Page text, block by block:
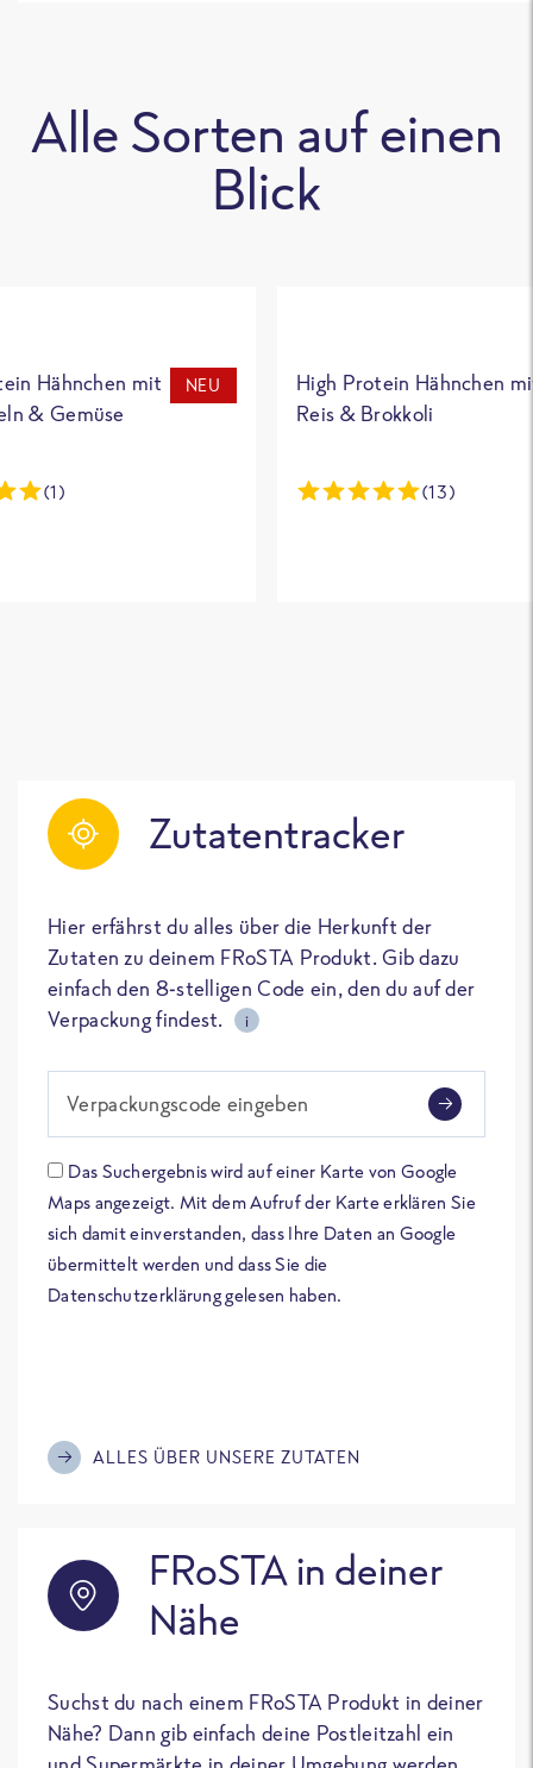
Alle Sorten auf einen
Blick
Hähnchen mit
& Gemüse
NEU
(1)
High Protein Hähnchen
Reis & Brokkoli
(13)
Zutatentracker
Hier erfährst du alles über die Herkunft der
Zutaten zu deinem FRoSTA Produkt. Gib dazu
einfach den 8-stelligen Code ein, den du auf der
Verpackung findest.
i
Verpackungscode eingeben
Das Suchergebnis wird auf einer Karte von Google
Maps angezeigt. Mit dem Aufruf der Karte erklären Sie
sich damit einverstanden, dass Ihre Daten an Google
übermittelt werden und dass Sie die
Datenschutzerklärung gelesen haben.
ALLES ÜBER UNSERE ZUTATEN
FRoSTA in deiner
Nähe
Suchst du nach einem FRoSTA Produkt in deiner
Nähe? Dann gib einfach deine Postleitzahl ein